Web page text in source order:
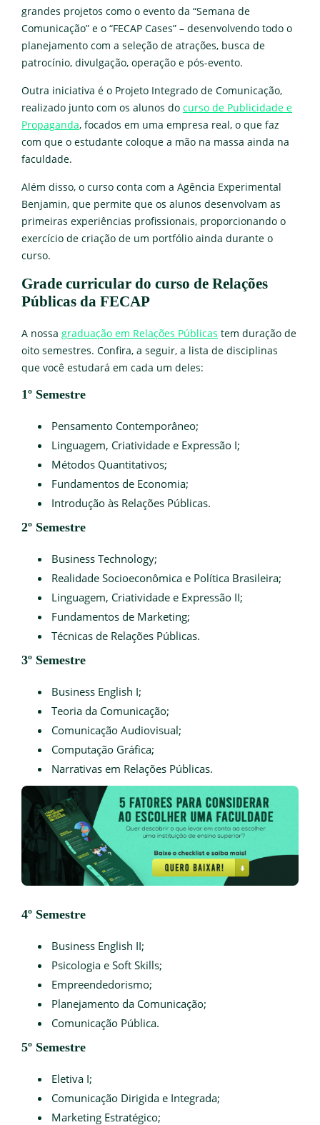
grandes projetos como o evento da “Semana de
Comunicação” e o “FECAP Cases” – desenvolvendo todo o
planejamento com a seleção de atrações, busca de
patrocínio, divulgação, operação e pós-evento.
Outra iniciativa é o Projeto Integrado de Comunicação,
realizado junto com os alunos do curso de Publicidade e
Propaganda, focados em uma empresa real, o que faz
com que o estudante coloque a mão na massa ainda na
faculdade.
Além disso, o curso conta com a Agência Experimental
Benjamin, que permite que os alunos desenvolvam as
primeiras experiências profissionais, proporcionando o
exercício de criação de um portfólio ainda durante o
curso.
Grade curricular do curso de Relações
Públicas da FECAP
A nossa graduação em Relações Públicas tem duração de
oito semestres. Confira, a seguir, a lista de disciplinas
que você estudará em cada um deles:
1º Semestre
Pensamento Contemporâneo;
Linguagem, Criatividade e Expressão I;
Métodos Quantitativos;
Fundamentos de Economia;
Introdução às Relações Públicas.
2º Semestre
Business Technology;
Realidade Socioeconômica e Política Brasileira;
Linguagem, Criatividade e Expressão II;
Fundamentos de Marketing;
Técnicas de Relações Públicas.
3º Semestre
Business English I;
Teoria da Comunicação;
Comunicação Audiovisual;
Computação Gráfica;
Narrativas em Relações Públicas.
4º Semestre
Business English II;
Psicologia e Soft Skills;
Empreendedorismo;
Planejamento da Comunicação;
Comunicação Pública.
5º Semestre
Eletiva I;
Comunicação Dirigida e Integrada;
Marketing Estratégico;